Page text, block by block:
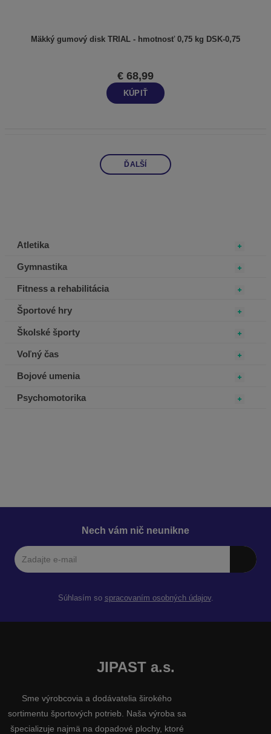
Mäkký gumový disk TRIAL - hmotnosť 0,75 kg DSK-0,75
€ 68,99
KÚPIŤ
ĎALŠÍ
Atletika
Gymnastika
Fitness a rehabilitácia
Športové hry
Školské športy
Voľný čas
Bojové umenia
Psychomotorika
Nech vám nič neunikne
Súhlasím so spracovaním osobných údajov.
JIPAST a.s.
Sme výrobcovia a dodávatelia širokého
sortimentu športových potrieb. Naša výroba sa
špecializuje najmä na dopadové plochy, ktoré